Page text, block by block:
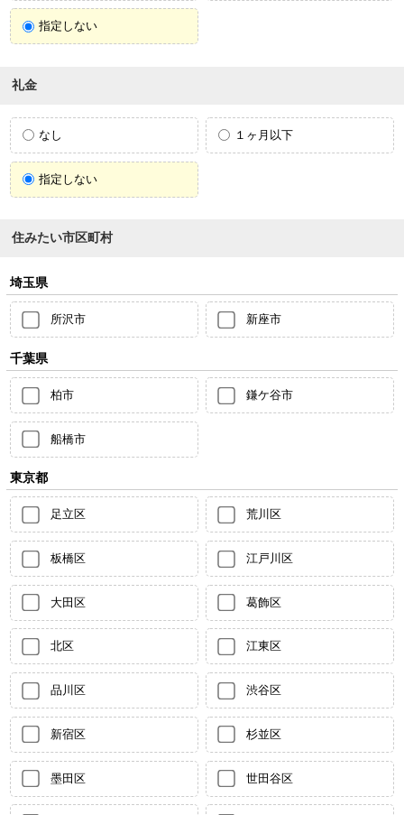
指定しない
礼金
なし １ヶ月以下
指定しない
住みたい市区町村
埼玉県
所沢市 新座市
千葉県
柏市 鎌ケ谷市
船橋市
東京都
足立区 荒川区
板橋区 江戸川区
大田区 葛飾区
北区 江東区
品川区 渋谷区
新宿区 杉並区
墨田区 世田谷区